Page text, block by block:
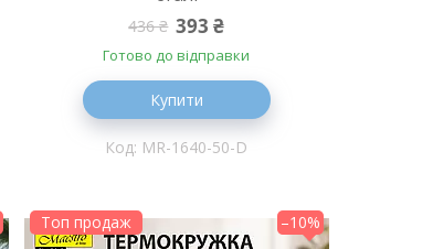
436 ₴ 393 ₴
Готово до відправки
Купити
MR-1640-50-D
Топ продаж –10%